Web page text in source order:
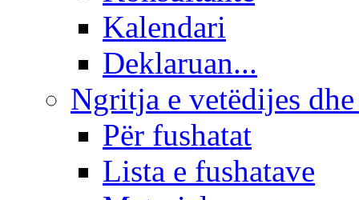
Kalendari
Deklaruan...
Ngritja e vetëdijes
Për fushatat
Lista e fushatave